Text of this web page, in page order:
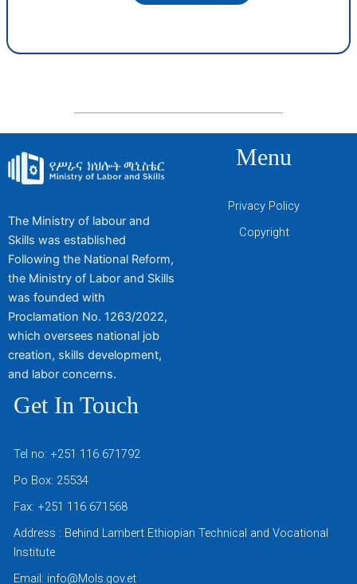
The Ministry of labour and
Skills was established
Following the National Reform,
the Ministry of Labor and Skills
was founded with
Proclamation No. 1263/2022,
which oversees national job
creation, skills development,
and labor concerns.
Menu
Privacy Policy
Copyright
Get In Touch
Tel no: +251 116 671792
Po Box: 25534
Fax: +251 116 671568
Address : Behind Lambert Ethiopian Technical and Vocational
Institute
Email: info@Mols.gov.et